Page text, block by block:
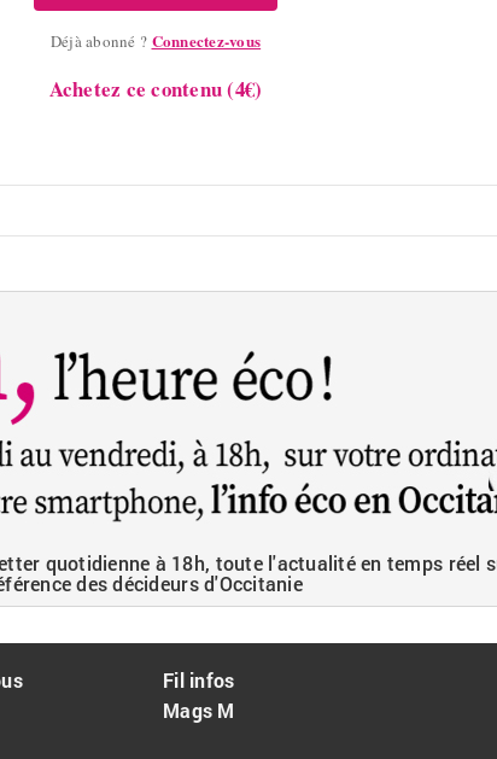
Déjà abonné ? Connectez-vous
Achetez ce contenu (4€)
quotidienne à 18h, toute l'actualité en temps réel
des décideurs d'Occitanie
Fil infos
Mags M